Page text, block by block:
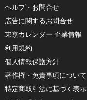
ヘルプ・お問合せ
広告に関するお問合せ
東京カレンダー 企業情報
利用規約
個人情報保護方針
著作権・免責事項について
特定商取引法に基づく表示